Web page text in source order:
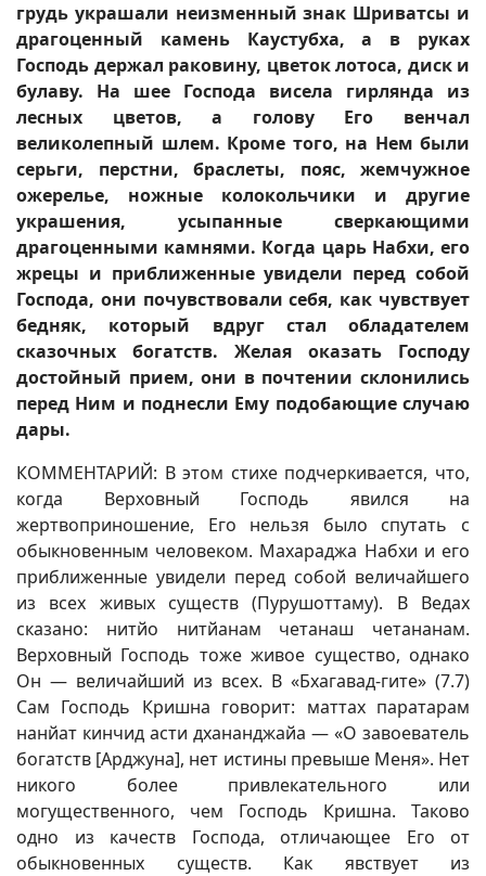
грудь украшали неизменный знак Шриватсы и
драгоценный камень Каустубха, а в руках
Господь держал раковину, цветок лотоса, диск и
булаву. На шее Господа висела гирлянда из
лесных цветов, а голову Его венчал
великолепный шлем. Кроме того, на Нем были
серьги, перстни, браслеты, пояс, жемчужное
ожерелье, ножные колокольчики и другие
украшения, усыпанные сверкающими
драгоценными камнями. Когда царь Набхи, его
жрецы и приближенные увидели перед собой
Господа, они почувствовали себя, как чувствует
бедняк, который вдруг стал обладателем
сказочных богатств. Желая оказать Господу
достойный прием, они в почтении склонились
перед Ним и поднесли Ему подобающие случаю
дары.
КОММЕНТАРИЙ: В этом стихе подчеркивается, что,
когда Верховный Господь явился на
жертвоприношение, Его нельзя было спутать с
обыкновенным человеком. Махараджа Набхи и его
приближенные увидели перед собой величайшего
из всех живых существ (Пурушоттаму). В Ведах
сказано: нитйо нитйанам четанаш четананам.
Верховный Господь тоже живое существо, однако
Он — величайший из всех. В «Бхагавад-гите» (7.7)
Сам Господь Кришна говорит: маттах паратарам
нанйат кинчид асти дхананджайа — «О завоеватель
богатств [Арджуна], нет истины превыше Меня». Нет
никого более привлекательного или
могущественного, чем Господь Кришна. Таково
одно из качеств Господа, отличающее Его от
обыкновенных существ. Как явствует из